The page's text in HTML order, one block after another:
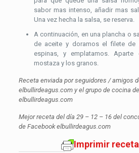
sabor mas intenso, añadir mas
Una vez hecha la salsa, se reserva.
A continuación, en una plancha o
de aceite y doramos el filete de
espinas, y emplatamos.
mostaza y los granos.
Receta enviada por seguidores / amigos
elbullirdeagus.com y el grupo de cocina
elbullirdeagus.com
Mejor receta del día 29 – 12 – 16 del
de Facebook elbullirdeagus.com
Imprimir receta